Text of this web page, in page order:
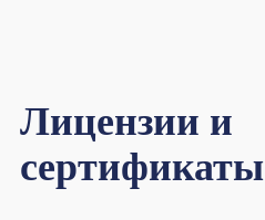
Лицензии и
сертификаты